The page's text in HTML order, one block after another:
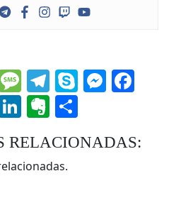
Message
Telegram
Skype
LinkedIn
Evernote
RELACIONADAS: